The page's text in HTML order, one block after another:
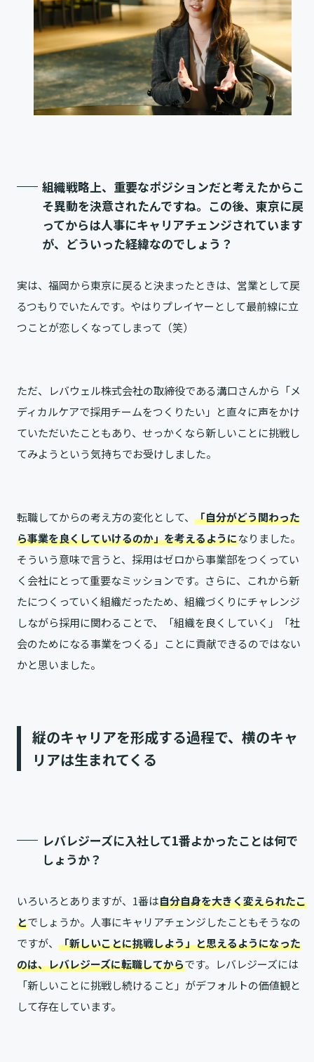
組織戦略上、重要なポジションだと考えたからこ
そ異動を決意されたんですね。この後、東京に戻
ってからは人事にキャリアチェンジされています
が、どういった経緯なのでしょう？
実は、福岡から東京に戻ると決まったときは、営業として戻
るつもりでいたんです。やはりプレイヤーとして最前線に立
つことが恋しくなってしまって（笑）
ただ、レバウェル株式会社の取締役である溝口さんから「メ
ディカルケアで採用チームをつくりたい」と直々に声をかけ
ていただいたこともあり、せっかくなら新しいことに挑戦し
てみようという気持ちでお受けしました。
転職してからの考え方の変化として、 「自分がどう関わった
ら事業を良くしていけるのか」を考えるようになりました。
そういう意味で言うと、採用はゼロから事業部をつくってい
く会社にとって重要なミッションです。さらに、これから新
たにつくっていく組織だったため、組織づくりにチャレンジ
しながら採用に関わることで、「組織を良くしていく」「社
会のためになる事業をつくる」ことに貢献できるのではない
かと思いました。
縦のキャリアを形成する過程で、横のキャ
リアは生まれてくる
レバレジーズに入社して1番よかったことは何で
しょうか？
いろいろとありますが、1番は自分自身を大きく変えられたこ
とでしょうか。人事にキャリアチェンジしたこともそうなの
ですが、 「新しいことに挑戦しよう」と思えるようになった
のは、レバレジーズに転職してからです。レバレジーズには
「新しいことに挑戦し続けること」がデフォルトの価値観と
して存在しています。